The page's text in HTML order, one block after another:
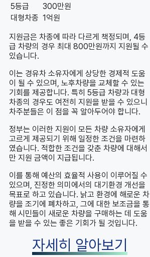
5등급
300만원
대형차종 1억원
지원금은 차종에 따라 다르게 책정되며, 4등
급 차량의 경우 최대 800만원까지 지원될 수
있습니다.
이는 경유차 소유자에게 상당한 경제적 도움
이 될 수 있으며, 노후차량을 교체할 수 있는
기회를 제공합니다. 특히 5등급 차량과 대형
차종의 경우도 여전히 지원을 받을 수 있으니
차주분들은 이 점을 꼭 알아두어야 합니다.
정부는 이러한 지원이 모든 차량 소유자에게
고르게 제공되기 위해 일정한 조건을 마련하
였습니다. 적합한 조건을 갖춘 차량에 대해서
만 지원 금액이 지급됩니다.
이를 통해 예산의 효율적 사용이 이루어질 수
있으며, 진정한 의미에서의 대기환경 개선을
목표로 하고 있습니다. 낡고 환경에 해로운 차
량을 조기에 폐차하고, 그에 대한 보조금을 통
해 시민들이 새로운 차량을 구매하는 데 도움
을 받을 수 있는 좋은 기회가 될 것입니다.
자세히 알아보기